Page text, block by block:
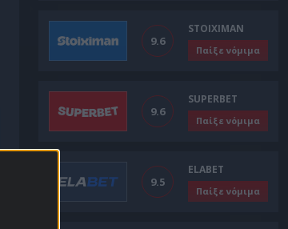
9.6
STOIXIMAN
Παίξε νόμιμα
9.6
SUPERBET
Παίξε νόμιμα
9.5
ELABET
Παίξε νόμιμα